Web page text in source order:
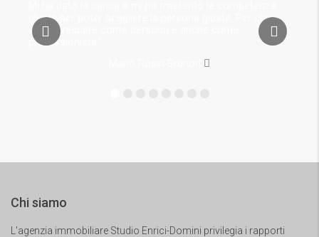
Chi siamo
L'agenzia immobiliare Studio Enrici-Domini privilegia i rapporti